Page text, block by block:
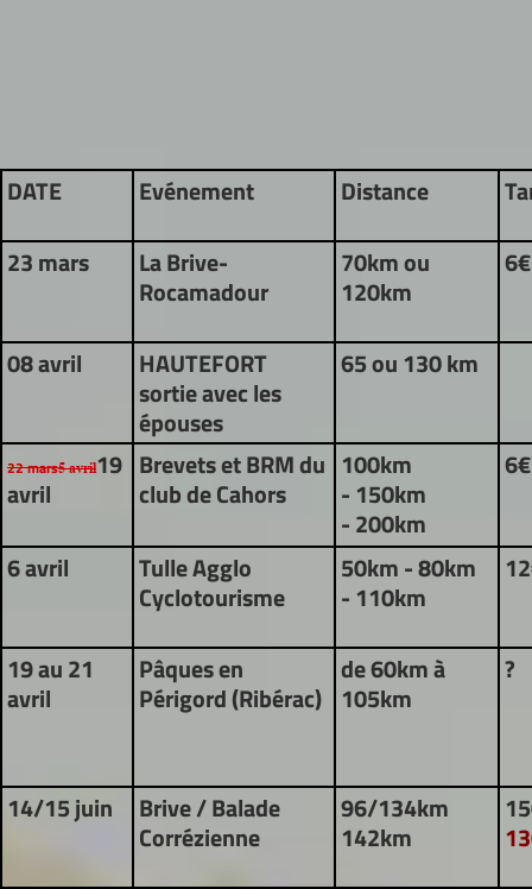
DATE Evénement Distance
23 mars
La Brive-
Rocamadour
70km ou
120km
08 avril
HAUTEFORT
sortie avec les
épouses
65 ou 130 km
22 mars5 avril19
avril
Brevets et BRM du
club de Cahors
100km
- 150km
- 200km
6 avril
Tulle Agglo
Cyclotourisme
50km - 80km
- 110km
19 au 21
avril
Pâques en
Périgord (Ribérac)
de 60km à
105km
?
14/15 juin
Brive / Balade
Corrézienne
96/134km
142km